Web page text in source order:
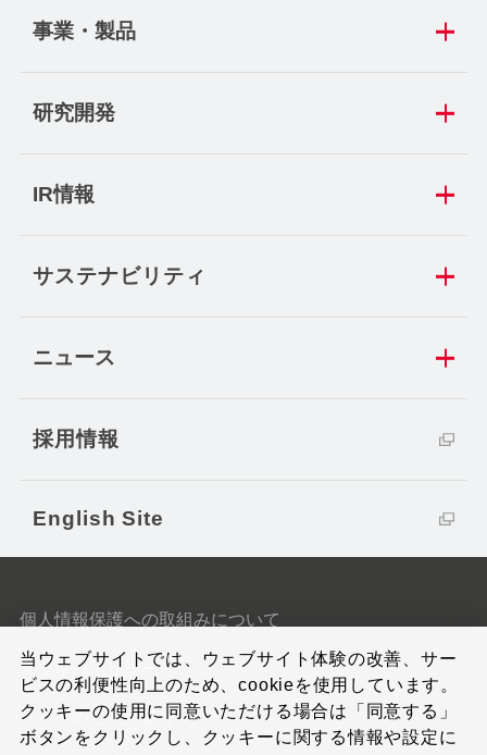
事業・製品
研究開発
IR情報
サステナビリティ
ニュース
採用情報
English Site
個人情報保護への取組みについて
クッキーポリシー
サイトのご利用条件
当ウェブサイトでは、ウェブサイト体験の改善、サー
ビスの利便性向上のため、cookieを使用しています。
クッキーの使用に同意いただける場合は「同意する」
ボタンをクリックし、クッキーに関する情報や設定に